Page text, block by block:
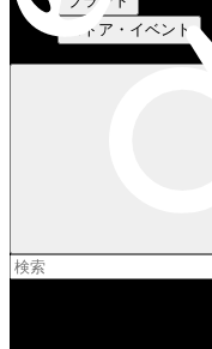
ストア・イベント